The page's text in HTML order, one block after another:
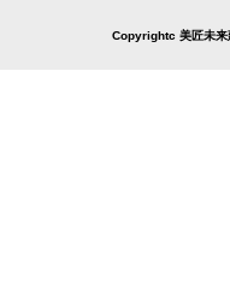
Copyrightc 美匠未